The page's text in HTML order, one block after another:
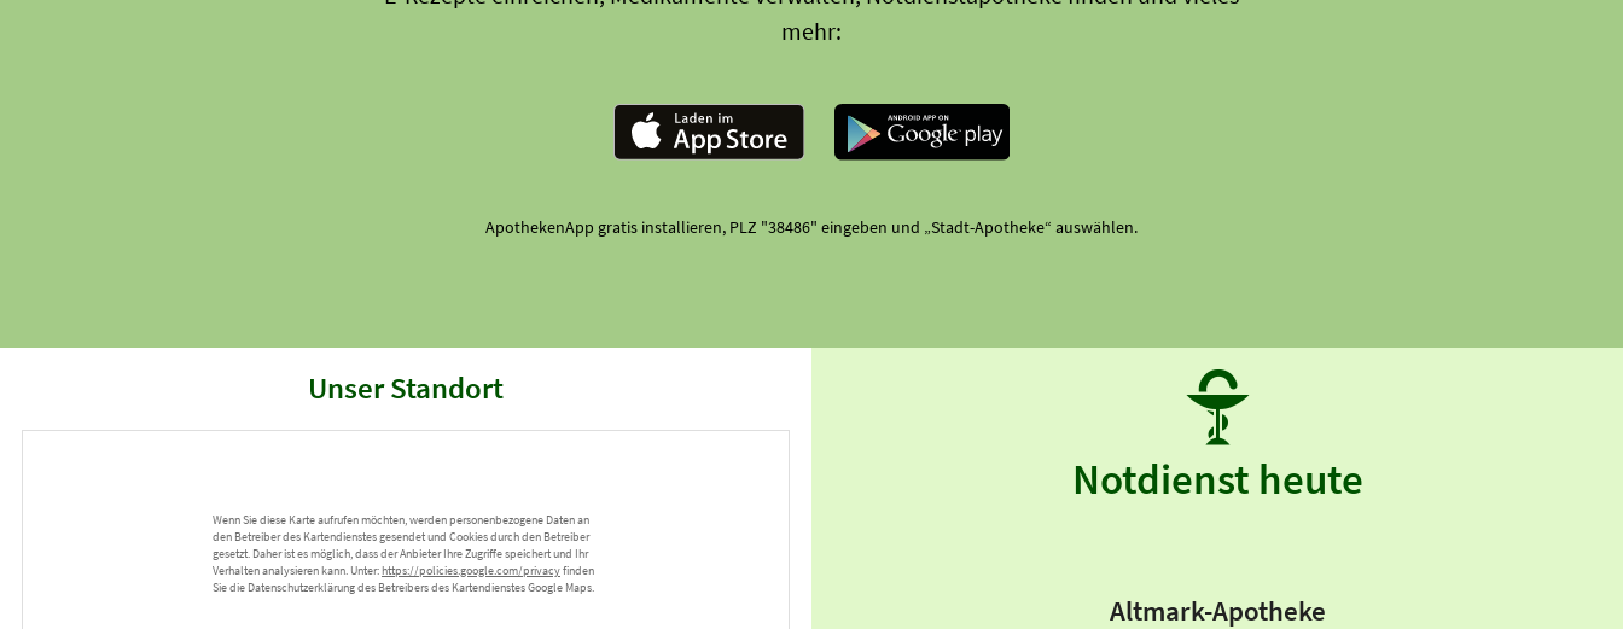
mehr:
ApothekenApp gratis installieren, PLZ "38486" eingeben und „Stadt-Apotheke“ auswählen.
Unser Standort
Wenn Sie diese Karte aufrufen möchten, werden personenbezogene Daten an
den Betreiber des Kartendienstes gesendet und Cookies durch den Betreiber
gesetzt. Daher ist es möglich, dass der Anbieter Ihre Zugriffe speichert und Ihr
Verhalten analysieren kann. Unter:https://policies.google.com/privacyfinden
Sie die Datenschutzerklärung des Betreibers des Kartendienstes Google Maps.
Notdienst heute
Altmark-Apotheke